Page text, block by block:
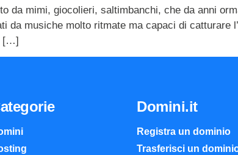
da mimi, giocolieri, saltimbanchi, che da anni
da musiche molto ritmate ma capaci di catturare
[…]
Domini.it
Registra un dominio
Trasferisci un